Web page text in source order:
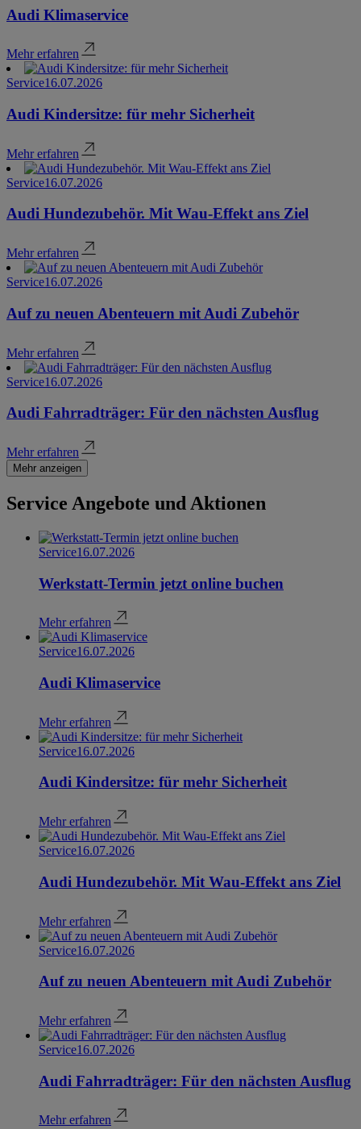
Audi Klimaservice
Mehr erfahren
Service16.07.2026
Audi Kindersitze: für mehr Sicherheit
Mehr erfahren
Service16.07.2026
Audi Hundezubehör. Mit Wau-Effekt ans Ziel
Mehr erfahren
Service16.07.2026
Auf zu neuen Abenteuern mit Audi Zubehör
Mehr erfahren
Service16.07.2026
Audi Fahrradträger: Für den nächsten Ausflug
Mehr erfahren
Mehr anzeigen
Service Angebote und Aktionen
Service16.07.2026
Werkstatt-Termin jetzt online buchen
Mehr erfahren
Service16.07.2026
Audi Klimaservice
Mehr erfahren
Service16.07.2026
Audi Kindersitze: für mehr Sicherheit
Mehr erfahren
Service16.07.2026
Audi Hundezubehör. Mit Wau-Effekt ans Ziel
Mehr erfahren
Service16.07.2026
Auf zu neuen Abenteuern mit Audi Zubehör
Mehr erfahren
Service16.07.2026
Audi Fahrradträger: Für den nächsten Ausflug
Mehr erfahren